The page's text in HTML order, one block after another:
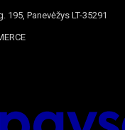
195, Panevėžys LT-35291